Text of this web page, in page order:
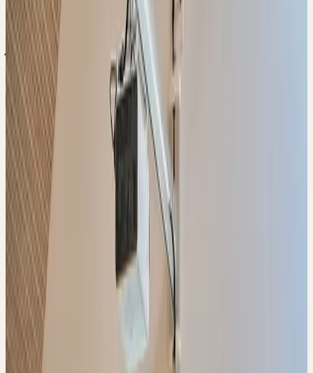
CERES FACHEXPERTIN
/ CERES FACHEXPERTE
FORTBILDUNG
5 Module
Module
Präsenz
Online Themenseminar 🇨🇭 CH
CERES FACHEXPERTIN
/ CERES FACHEXPERTE
FORTBILDUNG
Die Ausbildung zum Ceres Fachexperten vermittelt fundiertes
Wissen zur Anwendung der Ceres Urtinkturen in Beratung und
Praxis. Sie richtet sich an medizinische Fachpersonen,